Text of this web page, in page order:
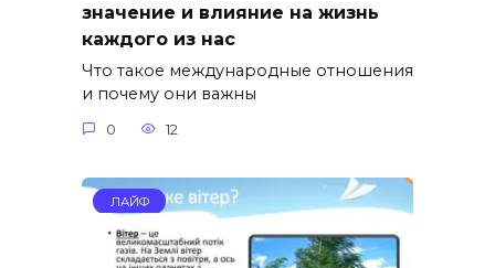
значение и влияние на жизнь
каждого из нас
Что такое международные отношения
и почему они важны
0 12
ЛАЙФ